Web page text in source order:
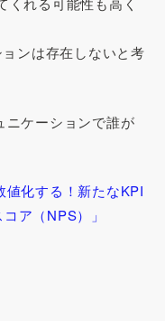
ンは存在しないと考
ニケーションで誰が
化する！新たなKPI
ア（NPS）」